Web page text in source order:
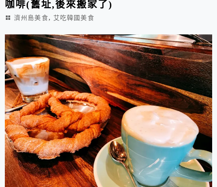
咖啡(舊址,後來搬家了)
濟州島美食, 艾吃韓國美食